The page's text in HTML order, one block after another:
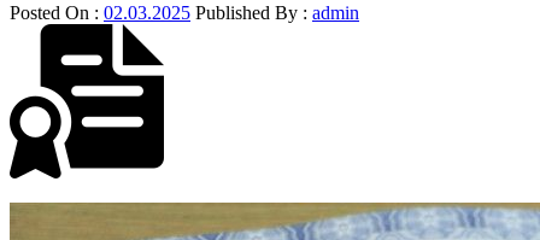
Posted On : 02.03.2025 Published By : admin